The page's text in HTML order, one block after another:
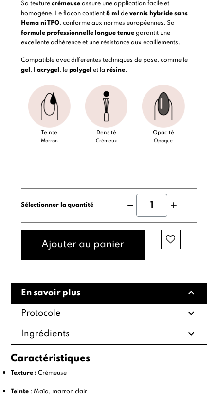
Sa texture crémeuseassure une application facile et
homogène. Le flacon contient 8 ml de vernis hybride sans
Hema ni TPO, conforme aux normes européennes. Sa
formule professionnelle longue tenuegarantit une
excellente adhérence et une résistance aux écaillements.
Compatible avec différentes techniques de pose, comme le
gel , l’acrygel , le polygel et la résine.
Teinte
Marron
Densité
Crémeux
Opacité
Opaque
Sélectionner la quantité
Ajouter au panier
En savoir plus expand_less
Protocole expand_more
Ingrédients expand_more
Caractéristiques
Texture : Crémeuse
Teinte : Maïa, marron clair